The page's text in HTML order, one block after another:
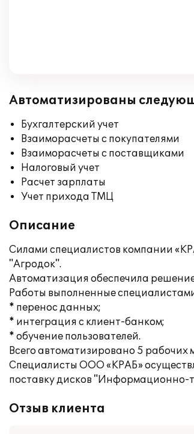
Автоматизированы
Бухгалтерский учет
Взаиморасчеты с покупателями
Взаиморасчеты с поставщиками
Налоговый учет
Расчет зарплаты
Учет прихода ТМЦ
Описание
Силами специалистов компании
"Агродок".
Автоматизация обеспечила
Работы выполненные
* перенос данных;
* интеграция с клиент-банком;
* обучение пользователей.
Всего автоматизировано 5 рабочих
Специалисты ООО «КРАБ»
поставку дисков "Информационно-
Отзыв клиента